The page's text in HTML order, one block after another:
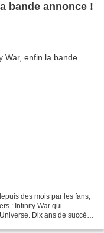
bande annonce !
des mois par les fans,
: Infinity War qui
Dix ans de succès